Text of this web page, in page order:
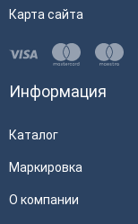
Карта сайта
Информация
Каталог
Маркировка
О компании